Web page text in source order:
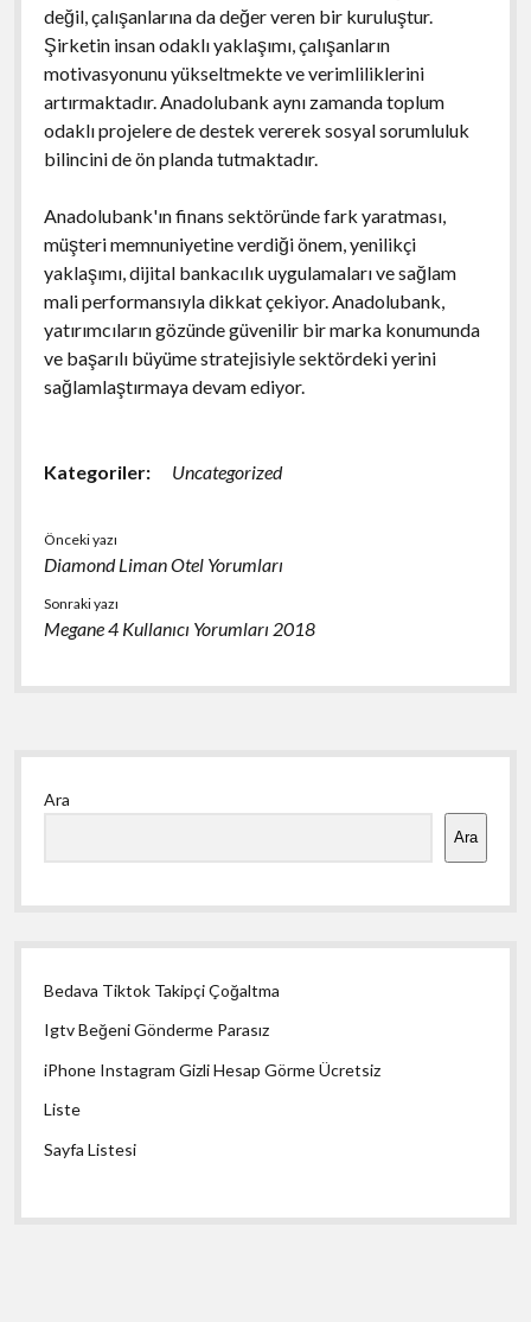
değil, çalışanlarına da değer veren bir kuruluştur.
Şirketin insan odaklı yaklaşımı, çalışanların
motivasyonunu yükseltmekte ve verimliliklerini
artırmaktadır. Anadolubank aynı zamanda toplum
odaklı projelere de destek vererek sosyal sorumluluk
bilincini de ön planda tutmaktadır.
Anadolubank'ın finans sektöründe fark yaratması,
müşteri memnuniyetine verdiği önem, yenilikçi
yaklaşımı, dijital bankacılık uygulamaları ve sağlam
mali performansıyla dikkat çekiyor. Anadolubank,
yatırımcıların gözünde güvenilir bir marka konumunda
ve başarılı büyüme stratejisiyle sektördeki yerini
sağlamlaştırmaya devam ediyor.
Kategoriler: Uncategorized
Önceki yazı
Diamond Liman Otel Yorumları
Sonraki yazı
Megane 4 Kullanıcı Yorumları 2018
Yan
Menü
Ara
Ara
Bedava Tiktok Takipçi Çoğaltma
Igtv Beğeni Gönderme Parasız
iPhone Instagram Gizli Hesap Görme Ücretsiz
Liste
Sayfa Listesi